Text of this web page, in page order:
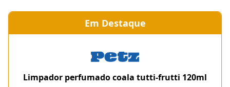
Em Destaque
Limpador perfumado coala tutti-frutti 120ml